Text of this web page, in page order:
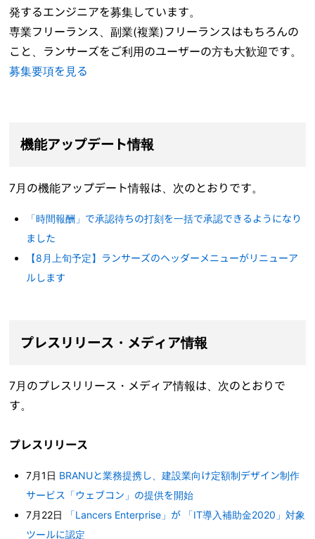
発するエンジニアを募集しています。
専業フリーランス、副業(複業)フリーランスはもちろんの
こと、ランサーズをご利用のユーザーの方も大歓迎です。
募集要項を見る
機能アップデート情報
7月の機能アップデート情報は、次のとおりです。
「時間報酬」で承認待ちの打刻を一括で承認できるようになり
ました
【8月上旬予定】ランサーズのヘッダーメニューがリニューア
ルします
プレスリリース・メディア情報
7月のプレスリリース・メディア情報は、次のとおりで
す。
プレスリリース
7月1日 BRANUと業務提携し、建設業向け定額制デザイン制作
サービス「ウェブコン」の提供を開始
7月22日
「Lancers Enterprise」が 「IT導入補助金2020」対象
ツールに認定